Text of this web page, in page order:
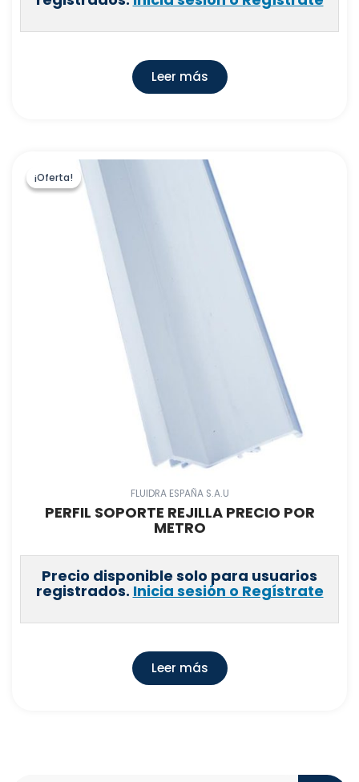
Leer más
¡Oferta!
¡Oferta!
FLUIDRA ESPAÑA S.A.U
PERFIL SOPORTE REJILLA PRECIO POR
METRO
Precio disponible solo para usuarios
registrados. Inicia sesión o Regístrate
Leer más